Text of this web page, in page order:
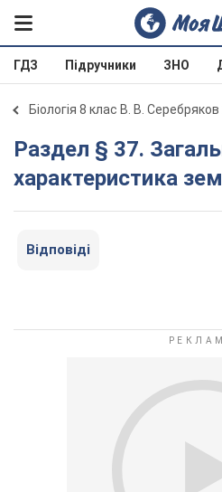
ГДЗ Підручники ЗНО
Біологія 8 клас В. В.
Раздел § 37. Загальна
характеристика
Відповіді